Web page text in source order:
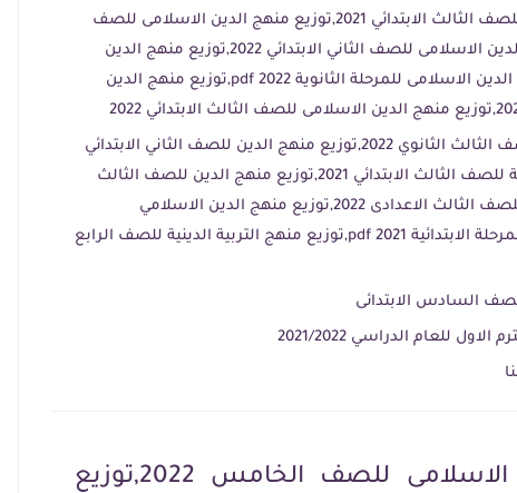
pdf,توزيع منهج الدين الاسلامى للصف الثالث الابتدائي 2021,توزيع منهج الدين الاسلامى للصف
الأول الابتدائي 2022,توزيع منهج الدين الاسلامى للصف الثاني الابتدائي 2022,توزيع منهج الدين
الاسلامى الترم الثاني,توزيع منهج الدين الاسلامى للمرحلة الثانوية 2022 pdf,توزيع منهج الدين
توزيع منهج التربية الدينية للصف الثالث الثانوي 2022,توزيع منهج الدين للصف الثاني الابتدائي
2021,توزيع منهج التربية الإسلامية للصف الثالث الابتدائي 2021,توزيع منهج الدين للصف الثالث
الابتدائي 2021,توزيع منهج الدين للصف الثالث الاعدادى 2022,توزيع منهج الدين الاسلامي
2022,توزيع منهج التربية الدينية للمرحلة الابتدائية 2021 pdf,توزيع منهج التربية الدينية للصف الرابع
السادس الابتدائى
للعام الدراسي 2021/2022
توزيع منهج الدين الاسلامى للصف الخامس 2022,توزيع